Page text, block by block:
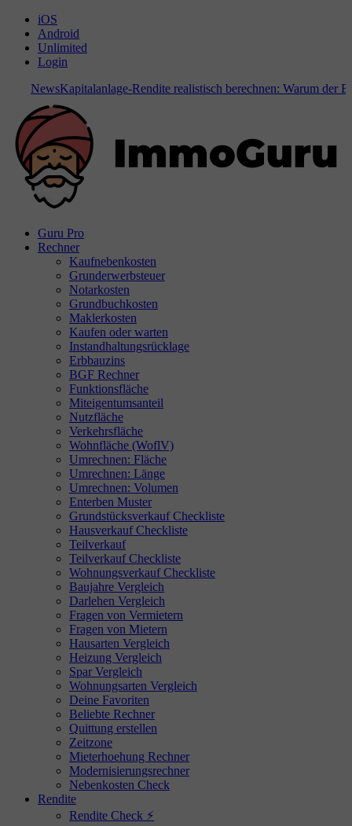
iOS
Android
Unlimited
Login
NewsKapitalanlage-Rendite realistisch berechnen: Warum der
Guru Pro
Rechner
Kaufnebenkosten
Grunderwerbsteuer
Notarkosten
Grundbuchkosten
Maklerkosten
Kaufen oder warten
Instandhaltungsrücklage
Erbbauzins
BGF Rechner
Funktionsfläche
Miteigentumsanteil
Nutzfläche
Verkehrsfläche
Wohnfläche (WoflV)
Umrechnen: Fläche
Umrechnen: Länge
Umrechnen: Volumen
Enterben Muster
Grundstücksverkauf Checkliste
Hausverkauf Checkliste
Teilverkauf
Teilverkauf Checkliste
Wohnungsverkauf Checkliste
Baujahre Vergleich
Darlehen Vergleich
Fragen von Vermietern
Fragen von Mietern
Hausarten Vergleich
Heizung Vergleich
Spar Vergleich
Wohnungsarten Vergleich
Deine Favoriten
Beliebte Rechner
Quittung erstellen
Zeitzone
Mieterhoehung Rechner
Modernisierungsrechner
Nebenkosten Check
Rendite
Rendite Check ⚡